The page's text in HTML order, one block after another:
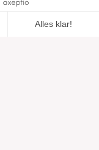
Alles klar!